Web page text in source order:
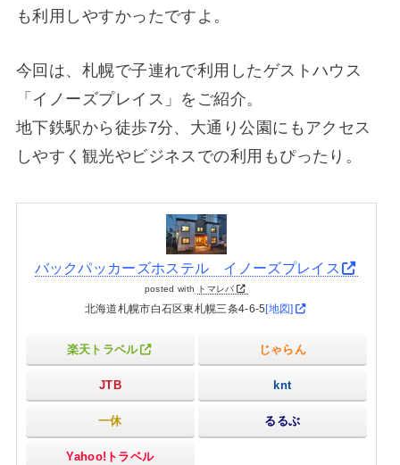
も利用しやすかったですよ。
今回は、札幌で子連れで利用したゲストハウス
「イノーズプレイス」をご紹介。
地下鉄駅から徒歩7分、大通り公園にもアクセス
しやすく観光やビジネスでの利用もぴったり。
バックパッカーズホステル イノーズプレイス
posted with トマレバ
北海道札幌市白石区東札幌三条4-6-5 [地図]
楽天トラベル じゃらん
JTB knt
一休 るるぶ
Yahoo!トラベル